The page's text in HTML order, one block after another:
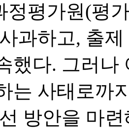
정평가원(평
과하고, 출
했다. 그러나
는 사태로까
방안을 마